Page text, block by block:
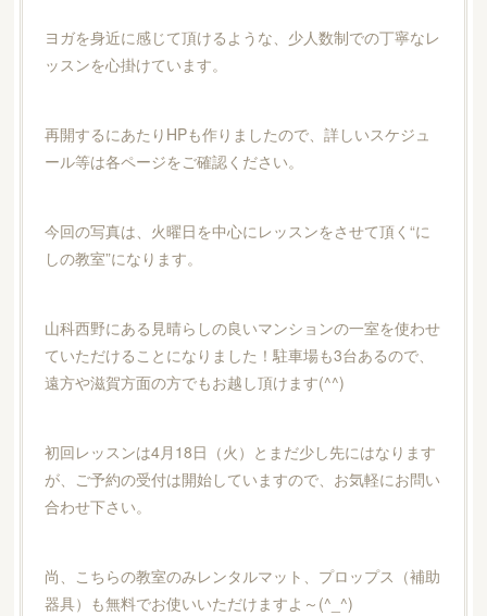
ヨガを身近に感じて頂けるような、少人数制での丁寧なレ
ッスンを心掛けています。
再開するにあたりHPも作りましたので、詳しいスケジュ
ール等は各ページをご確認ください。
今回の写真は、火曜日を中心にレッスンをさせて頂く“に
しの教室”になります。
山科西野にある見晴らしの良いマンションの一室を使わせ
ていただけることになりました！駐車場も3台あるので、
遠方や滋賀方面の方でもお越し頂けます(^^)
初回レッスンは4月18日（火）とまだ少し先にはなります
が、ご予約の受付は開始していますので、お気軽にお問い
合わせ下さい。
尚、こちらの教室のみレンタルマット、プロップス（補助
器具）も無料でお使いいただけますよ～(^_^)